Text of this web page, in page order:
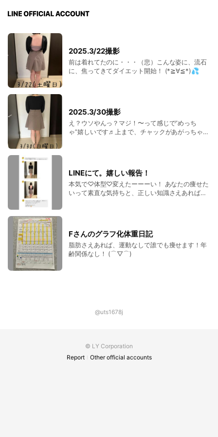
2025.3/22撮影
前は着れてたのに・・・（悲）こんな姿に、流石
に、焦ってきてダイエット開始！ (*≧∀≦*)💦
2025.3/30撮影
え？ウソやんっ？マジ！〜って感じで”めっち
ゃ”嬉しいです♬上まで、チャックがあがっちゃっ
LINEにて。嬉しい報告！
本気で♡体型♡変えたーーーい！ あなたの痩せた
いって素直な気持ちと、正しい知識さえあれば、
Fさんのグラフ化体重日記
脂肪さえあれば、運動なしで誰でも痩せます！年
齢関係なし！ (⌒▽⌒)
@uts1678j
© LY Corporation
Report
Other official accounts